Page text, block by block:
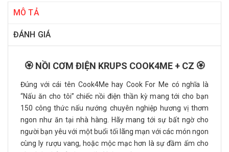
MÔ TẢ
ĐÁNH GIÁ
🏵️ NỒI CƠM ĐIỆN KRUPS COOK4ME + CZ 🏵️
Đúng với cái tên Cook4Me hay Cook For Me có nghĩa là
“Nấu ăn cho tôi” chiếc nồi điện thần kỳ mang tới cho bạn
150 công thức nấu nướng chuyên nghiệp hương vị thơm
ngon như ăn tại nhà hàng. Hãy mang tới sự bất ngờ cho
người bạn yêu với một buổi tối lãng mạn với các món ngon
cùng ly rượu vang, hoặc mộc mạc hơn là sự đầm ấm cho